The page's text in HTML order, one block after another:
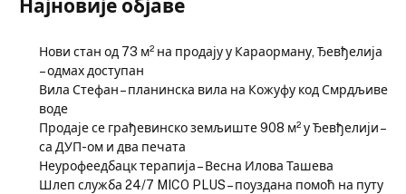
Најновије објаве
Нови стан од 73 м² на продају у Караорману, Ђевђелија
– одмах доступан
Вила Стефан – планинска вила на Кожуфу код Смрдљиве
воде
Продаје се грађевинско земљиште 908 м² у Ђевђелији –
са ДУП-ом и два печата
Неурофеедбацк терапија – Весна Илова Ташева
Шлеп служба 24/7 MICO PLUS – поуздана помоћ на путу